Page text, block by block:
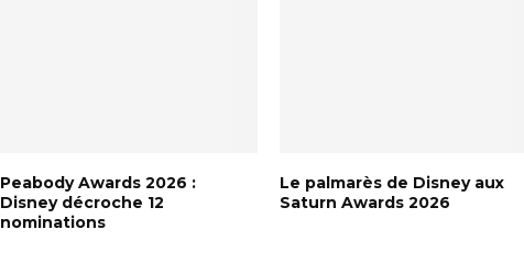
Peabody Awards 2026 :
Disney décroche 12
nominations
Le palmarès de Disney aux
Saturn Awards 2026